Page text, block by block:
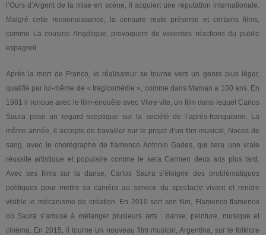
l’Ours d’Argent de la mise en scène, il acquiert une réputation internationale.
Malgré cette reconnaissance, la censure reste présente et certains films,
comme La cousine Angélique, provoquent de violentes réactions du public
espagnol.
Après la mort de Franco, le réalisateur se tourne vers un genre plus léger,
qualifié par lui-même de « tragicomédie », comme dans Maman a 100 ans. En
1981 il renoue avec le film-enquête avec Vivre vite, un film dans lequel Carlos
Saura pose un regard sceptique sur la société de l’après-franquisme. La
même année, il accepte de travailler sur le projet d’un film musical, Noces de
sang, avec le chorégraphe de flamenco Antonio Gades, qui sera une vraie
réussite artistique et populaire comme le sera Carmen deux ans plus tard.
Avec ses films sur la danse, Carlos Saura s’éloigne des problématiques
politiques pour mettre sa caméra au service du spectacle vivant et rendre
visible le mécanisme de création. En 2010 sort son film, Flamenco flamenco
où Saura s’amuse à mélanger plusieurs arts : danse, peinture, musique et
cinéma. En 2015, il tourne un nouveau film musical, Argentina, sur le folklore